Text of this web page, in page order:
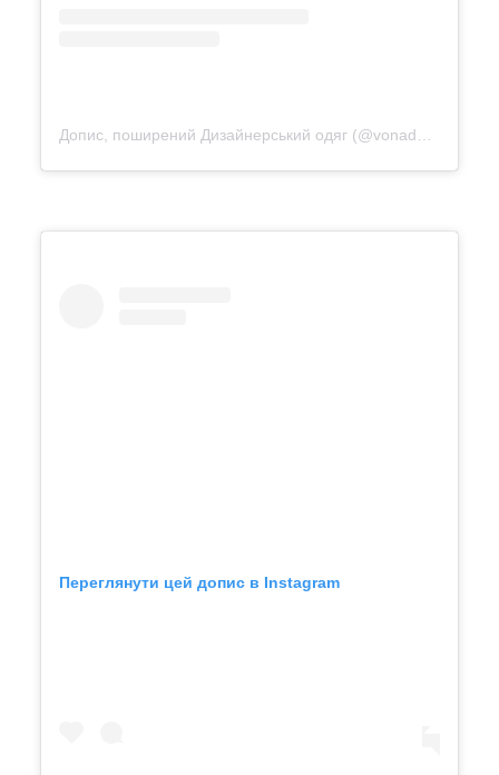
Допис, поширений Дизайнерський одяг (@vonadmytra_videotour)
Переглянути цей допис в Instagram